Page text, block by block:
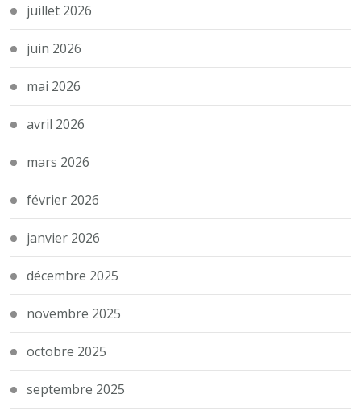
juillet 2026
juin 2026
mai 2026
avril 2026
mars 2026
février 2026
janvier 2026
décembre 2025
novembre 2025
octobre 2025
septembre 2025